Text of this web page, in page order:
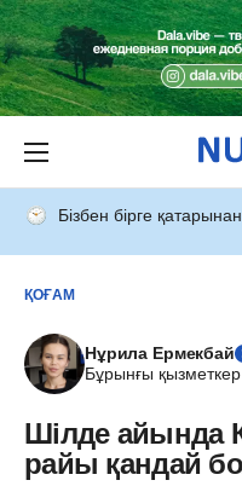
Бізбен бірге
ҚОҒАМ
Нұрила Ермекбай
Бұрынғы қызметкер
Шілде айында
райы қандай